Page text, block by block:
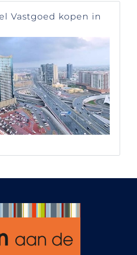
Het
vlot
in
we
zes
ons
om
raad
Vastgoed kopen in